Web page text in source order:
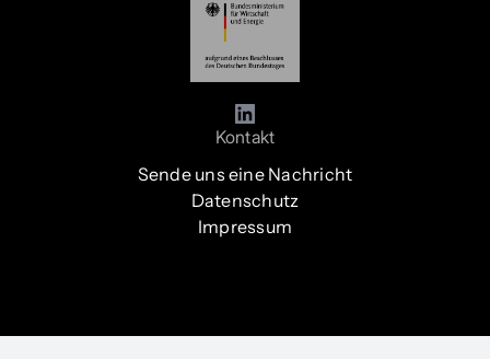
Kontakt
Sende uns eine Nachricht
Datenschutz
Impressum